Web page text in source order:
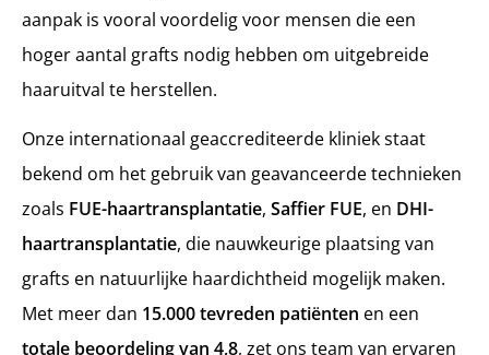
aanpak is vooral voordelig voor mensen die een
hoger aantal grafts nodig hebben om uitgebreide
haaruitval te herstellen.
Onze internationaal geaccrediteerde kliniek staat
bekend om het gebruik van geavanceerde technieken
zoals FUE-haartransplantatie, Saffier FUE, en DHI-
haartransplantatie, die nauwkeurige plaatsing van
grafts en natuurlijke haardichtheid mogelijk maken.
Met meer dan 15.000 tevreden patiënten en een
totale beoordeling van 4,8, zet ons team van ervaren